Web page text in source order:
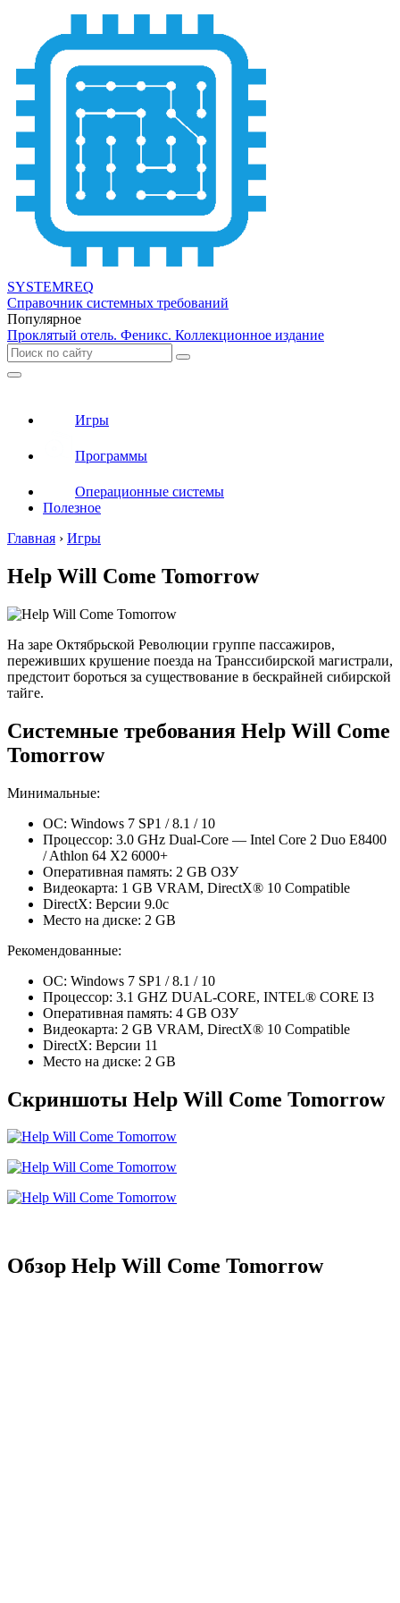
SYSTEMREQ
Справочник системных требований
Популярное
Проклятый отель. Феникс. Коллекционное издание
Игры
Программы
Операционные системы
Полезное
Главная › Игры
Help Will Come Tomorrow
На заре Октябрьской Революции группе пассажиров,
переживших крушение поезда на Транссибирской магистрали,
предстоит бороться за существование в бескрайней сибирской
тайге.
Системные требования Help Will Come
Tomorrow
Минимальные:
ОС: Windows 7 SP1 / 8.1 / 10
Процессор: 3.0 GHz Dual-Core — Intel Core 2 Duo E8400
/ Athlon 64 X2 6000+
Оперативная память: 2 GB ОЗУ
Видеокарта: 1 GB VRAM, DirectX® 10 Compatible
DirectX: Версии 9.0c
Место на диске: 2 GB
Рекомендованные:
ОС: Windows 7 SP1 / 8.1 / 10
Процессор: 3.1 GHZ DUAL-CORE, INTEL® CORE I3
Оперативная память: 4 GB ОЗУ
Видеокарта: 2 GB VRAM, DirectX® 10 Compatible
DirectX: Версии 11
Место на диске: 2 GB
Скриншоты Help Will Come Tomorrow
Обзор Help Will Come Tomorrow